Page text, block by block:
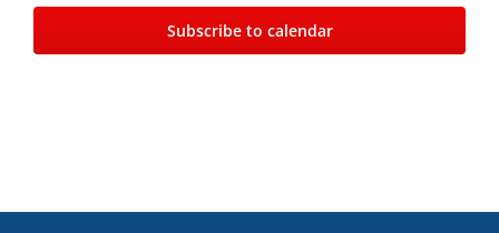
Subscribe to calendar